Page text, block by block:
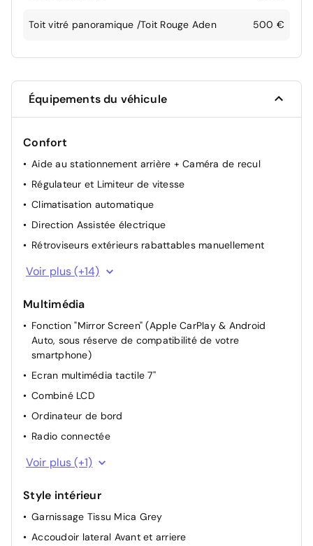
Toit vitré panoramique /Toit Rouge Aden 500 €
Équipements du véhicule
Confort
Aide au stationnement arrière + Caméra de recul
Régulateur et Limiteur de vitesse
Climatisation automatique
Direction Assistée électrique
Rétroviseurs extérieurs rabattables manuellement
Appui-tête AR réglable
Siège conducteur avec réglage manuel en hauteur
Siège passager à réglage mécanique
Dossier du siège conducteur inclinable
Siège conducteur réglable en hauteur
Rétroviseur intérieur Jour / Nuit Electrochrome
Voir plus (+14)
Multimédia
Fonction "Mirror Screen" (Apple CarPlay & Android
Auto, sous réserve de compatibilité de votre
smartphone)
Ecran multimédia tactile 7''
Combiné LCD
Ordinateur de bord
Radio connectée
1 port USB + Prise audio
Voir plus (+1)
Style intérieur
Garnissage Tissu Mica Grey
Accoudoir lateral Avant et arriere